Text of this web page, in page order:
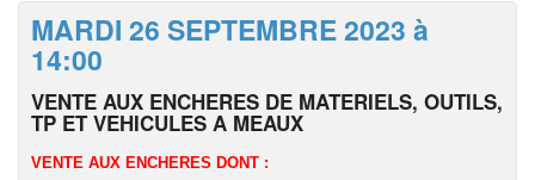
MARDI 26 SEPTEMBRE 2023 à
14:00
VENTE AUX ENCHERES DE MATERIELS, OUTILS,
TP ET VEHICULES A MEAUX
VENTE AUX ENCHERES DONT :